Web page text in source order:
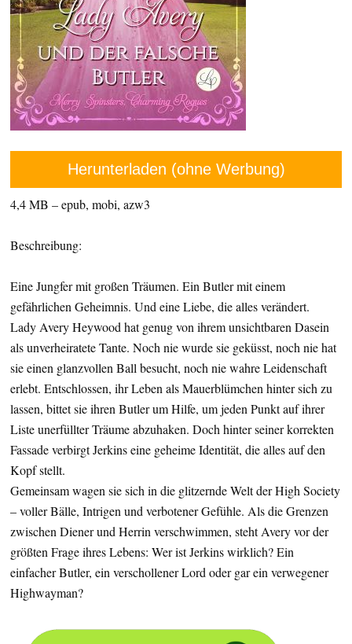
Herunterladen (ohne Werbung)
4,4 MB – epub, mobi, azw3
Beschreibung:
Eine Jungfer mit großen Träumen. Ein Butler mit einem
gefährlichen Geheimnis. Und eine Liebe, die alles verändert.
Lady Avery Heywood hat genug von ihrem unsichtbaren Dasein
als unverheiratete Tante. Noch nie wurde sie geküsst, noch nie hat
sie einen glanzvollen Ball besucht, noch nie wahre Leidenschaft
erlebt. Entschlossen, ihr Leben als Mauerblümchen hinter sich zu
lassen, bittet sie ihren Butler um Hilfe, um jeden Punkt auf ihrer
Liste unerfüllter Träume abzuhaken. Doch hinter seiner korrekten
Fassade verbirgt Jerkins eine geheime Identität, die alles auf den
Kopf stellt.
Gemeinsam wagen sie sich in die glitzernde Welt der High Society
– voller Bälle, Intrigen und verbotener Gefühle. Als die Grenzen
zwischen Diener und Herrin verschwimmen, steht Avery vor der
größten Frage ihres Lebens: Wer ist Jerkins wirklich? Ein
einfacher Butler, ein verschollener Lord oder gar ein verwegener
Highwayman?